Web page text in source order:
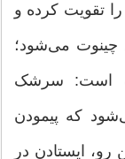
تقویت کرده و
چینوت می‌شود؛
است: سرشک
که پیمودن
ایستادن در